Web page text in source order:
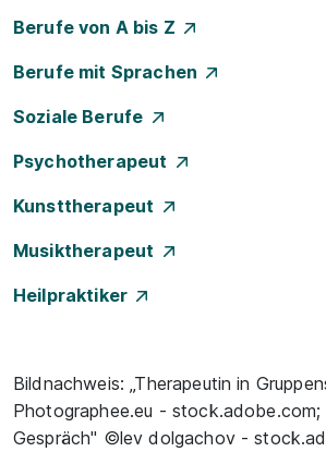
Berufe von A bis Z
Berufe mit Sprachen
Soziale Berufe
Psychotherapeut
Kunsttherapeut
Musiktherapeut
Heilpraktiker
Bildnachweis: „Therapeutin in
Photographee.eu - stock.adobe.com;
Gespräch" ©lev dolgachov -